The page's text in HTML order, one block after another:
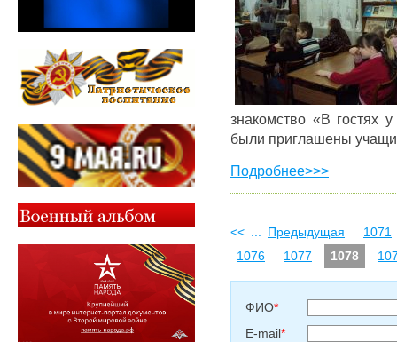
знакомство «В гостях
были приглашены
Подробнее>>>
<< Предыдущая
1071
1076
1077 1078
ФИО*
E-mail*